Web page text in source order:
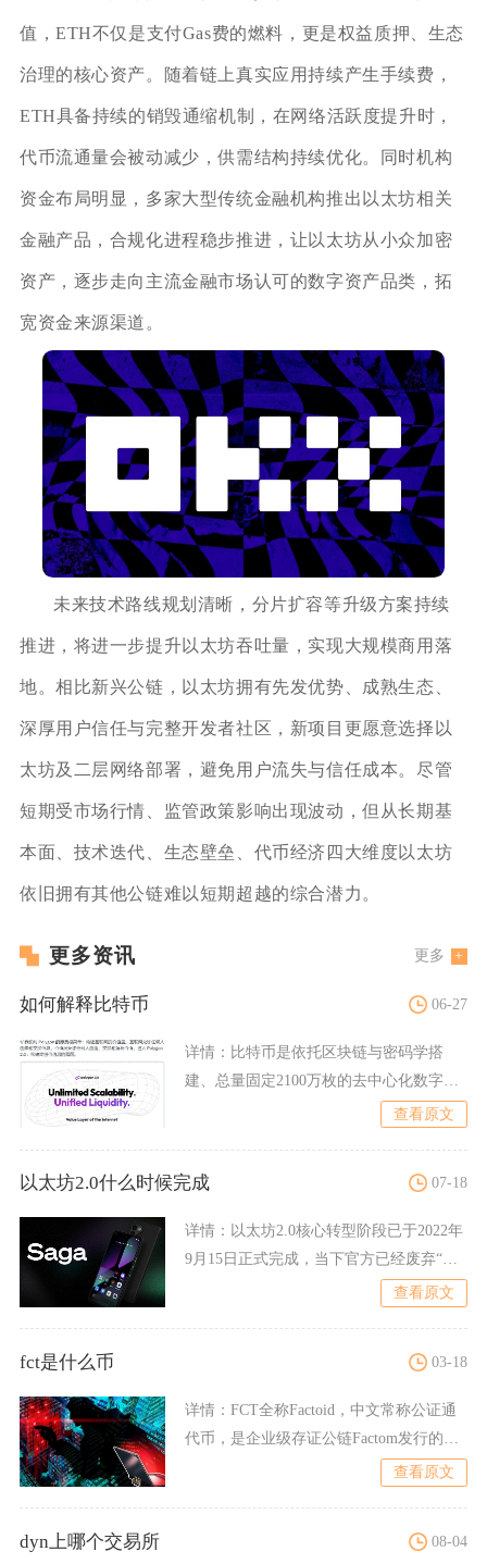
值，ETH不仅是支付Gas费的燃料，更是权益质押、生态
治理的核心资产。随着链上真实应用持续产生手续费，
ETH具备持续的销毁通缩机制，在网络活跃度提升时，
代币流通量会被动减少，供需结构持续优化。同时机构
资金布局明显，多家大型传统金融机构推出以太坊相关
金融产品，合规化进程稳步推进，让以太坊从小众加密
资产，逐步走向主流金融市场认可的数字资产品类，拓
宽资金来源渠道。
未来技术路线规划清晰，分片扩容等升级方案持续
推进，将进一步提升以太坊吞吐量，实现大规模商用落
地。相比新兴公链，以太坊拥有先发优势、成熟生态、
深厚用户信任与完整开发者社区，新项目更愿意选择以
太坊及二层网络部署，避免用户流失与信任成本。尽管
短期受市场行情、监管政策影响出现波动，但从长期基
本面、技术迭代、生态壁垒、代币经济四大维度以太坊
依旧拥有其他公链难以短期超越的综合潜力。
更多资讯 更多
如何解释比特币 06-27
详情： 比特币是依托区块链与密码学搭
建、总量固定2100万枚的去中心化数字资
查看原文
以太坊2.0什么时候完成 07-18
详情： 以太坊2.0核心转型阶段已于2022年
9月15日正式完成，当下官方已经废弃“以
查看原文
fct是什么币 03-18
详情： FCT全称Factoid，中文常称公证通
代币，是企业级存证公链Factom发行的原
查看原文
dyn上哪个交易所 08-04